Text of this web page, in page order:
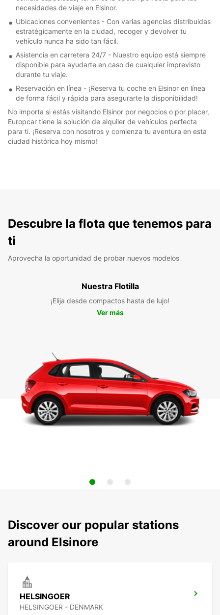
necesidades de viaje en Elsinor.
Ubicaciones convenientes - Con varias agencias distribuidas
estratégicamente en la ciudad, recoger y devolver tu
vehículo nunca ha sido tan fácil.
Asistencia en carretera 24/7 - Nuestro equipo está siempre
disponible para ayudarte en caso de cualquier imprevisto
durante tu viaje.
Reservación en línea - ¡Reserva tu coche en Elsinor en línea
de forma fácil y rápida para asegurarte la disponibilidad!
No importa si estás visitando Elsinor por negocios o por placer,
Europcar tiene la solución de alquiler de vehículos perfecta
para ti. ¡Reserva con nosotros y comienza tu aventura en esta
ciudad histórica hoy mismo!
Descubre la flota que tenemos para
ti
Aprovecha la oportunidad de probar nuevos modelos
Nuestra Flotilla
¡Elija desde compactos hasta de lujo!
Ver más
Discover our popular stations
around Elsinore
HELSINGOER
HELSINGOER - DENMARK